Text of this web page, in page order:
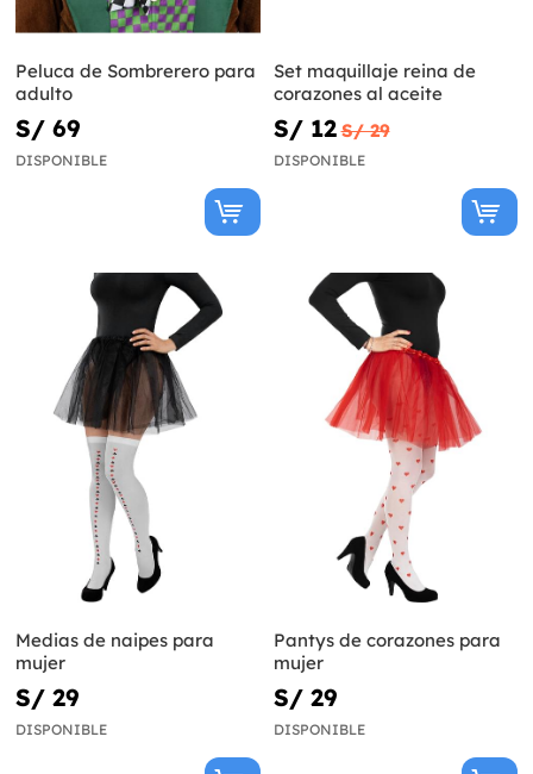
Peluca de Sombrerero para
adulto
S/ 69
DISPONIBLE
Set maquillaje reina de
corazones al aceite
S/ 12 S/ 29
DISPONIBLE
Medias de naipes para
mujer
S/ 29
DISPONIBLE
Pantys de corazones para
mujer
S/ 29
DISPONIBLE